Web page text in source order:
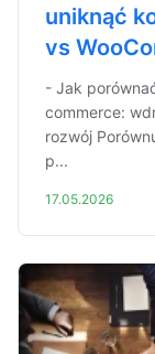
uniknąć
vs
- Jak
commerce:
rozwój
p...
17.05.2026